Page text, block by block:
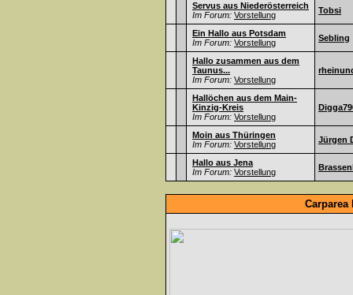
Servus aus Niederösterreich
Im Forum: Vorstellung Tobsi
Ein Hallo aus Potsdam
Im Forum: Vorstellung Sebling
Hallo zusammen aus dem
Taunus...
Im Forum: Vorstellung
Hallöchen aus dem Main-
Kinzig-Kreis
Im Forum: Vorstellung
Moin aus Thüringen
Im Forum: Vorstellung Jürgen
Hallo aus Jena
Im Forum: Vorstellung